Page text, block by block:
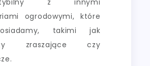
ogrodowymi, które
takimi jak
zraszające czy